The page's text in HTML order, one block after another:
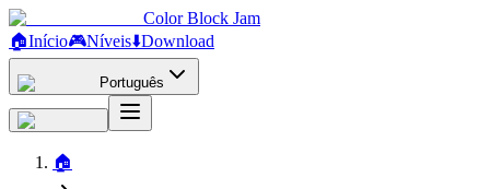
Color Block Jam
🏠Início🎮Níveis⬇️Download
Português
🏠